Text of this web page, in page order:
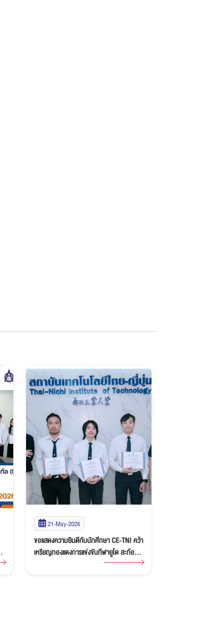
21-May-2026
ขอแสดงความยินดีกับนักศึกษา CE-TNI คว้า
เหรียญทองแดงการแข่งขันกีฬายูโด สะท้อน
ศักยภาพด้านกีฬาและความมุ่งมั่นของ